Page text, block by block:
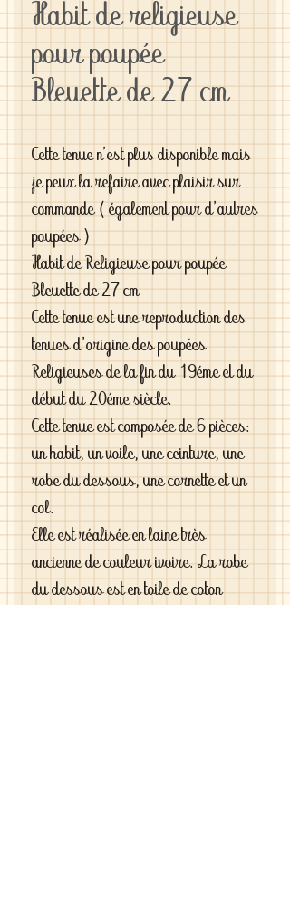
Habit de religieuse
pour poupée
Bleuette de 27 cm
Cette tenue n'est plus disponible mais
je peux la refaire avec plaisir sur
commande ( également pour d'autres
poupées )
Habit de Religieuse pour poupée
Bleuette de 27 cm
Cette tenue est une reproduction des
tenues d'origine des poupées
Religieuses de la fin du 19éme et du
début du 20éme siècle.
Cette tenue est composée de 6 pièces:
un habit, un voile, une ceinture, une
robe du dessous, une cornette et un
col.
Elle est réalisée en laine très
ancienne de couleur ivoire. La robe
du dessous est en toile de coton